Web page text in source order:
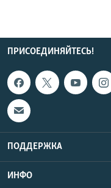
ПРИСОЕДИНЯЙТЕСЬ!
ПОДДЕРЖКА
ИНФО